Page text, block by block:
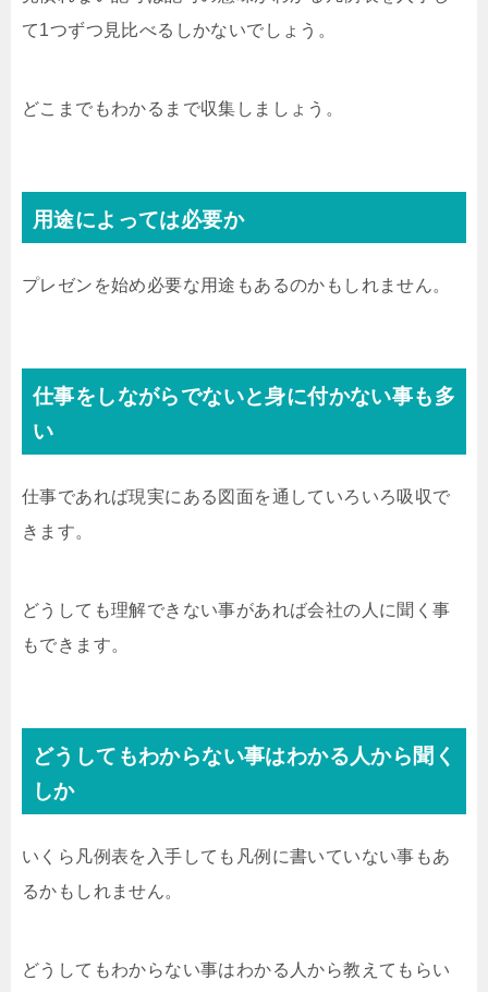
て1つずつ見比べるしかないでしょう。
どこまでもわかるまで収集しましょう。
用途によっては必要か
プレゼンを始め必要な用途もあるのかもしれません。
仕事をしながらでないと身に付かない事も多
い
仕事であれば現実にある図面を通していろいろ吸収で
きます。
どうしても理解できない事があれば会社の人に聞く事
もできます。
どうしてもわからない事はわかる人から聞く
しか
いくら凡例表を入手しても凡例に書いていない事もあ
るかもしれません。
どうしてもわからない事はわかる人から教えてもらい